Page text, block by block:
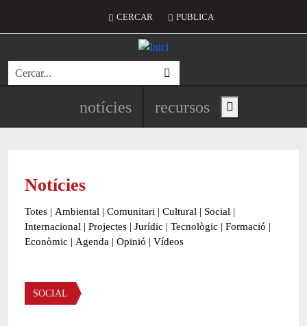
Menú del compte d'usuari
CERCAR PUBLICA
Cerca
Navegació principal de
notícies recursos Show main menu
Notícies
Totes | Ambiental | Comunitari | Cultural | Social |
Internacional | Projectes | Jurídic | Tecnològic | Formació |
Econòmic | Agenda | Opinió | Vídeos
Àmbit de la notícia
SOCIAL